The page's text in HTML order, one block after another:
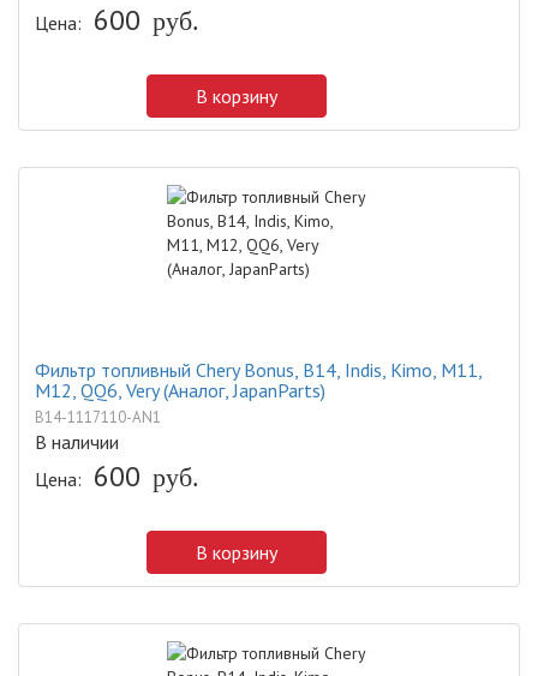
Цена: 600 руб.
В корзину
Фильтр топливный Chery Bonus, B14, Indis, Kimo, M11,
M12, QQ6, Very (Аналог, JapanParts)
B14-1117110-AN1
В наличии
Цена: 600 руб.
В корзину